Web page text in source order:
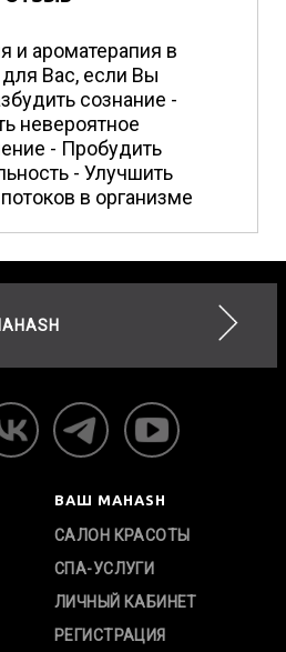
и ароматерапия в
Вас, если Вы
сознание -
невероятное
- Пробудить
- Улучшить
в организме
ВАШ MAHASH
САЛОН КРАСОТЫ
СПА-УСЛУГИ
ЛИЧНЫЙ КАБИНЕТ
РЕГИСТРАЦИЯ